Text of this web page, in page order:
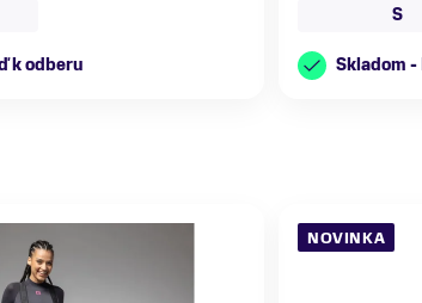
k odberu
S
Skladom
NOVINKA